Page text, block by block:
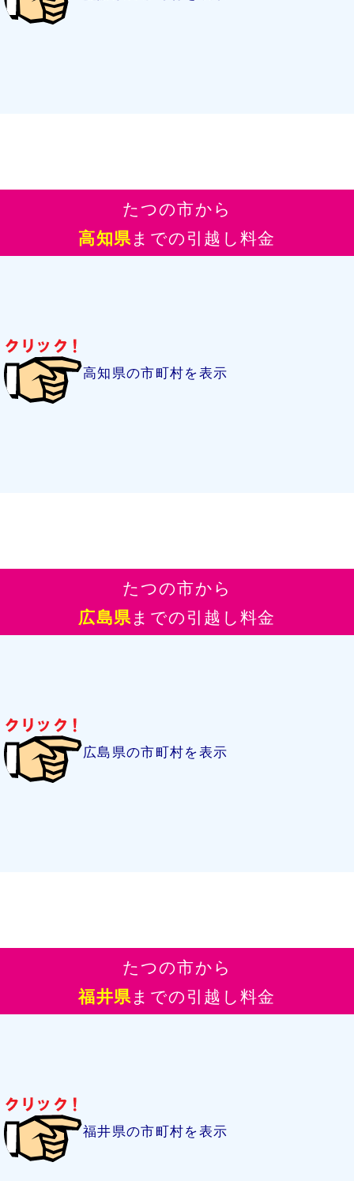
たつの市から
高知県までの引越し料金
高知県の市町村を表示
たつの市から
広島県までの引越し料金
広島県の市町村を表示
たつの市から
福井県までの引越し料金
福井県の市町村を表示